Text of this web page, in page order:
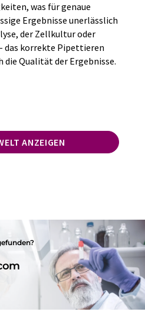
was für genaue
Ergebnisse unerlässlich
der Zellkultur oder
das korrekte Pipettieren
Qualität der Ergebnisse.
ANZEIGEN